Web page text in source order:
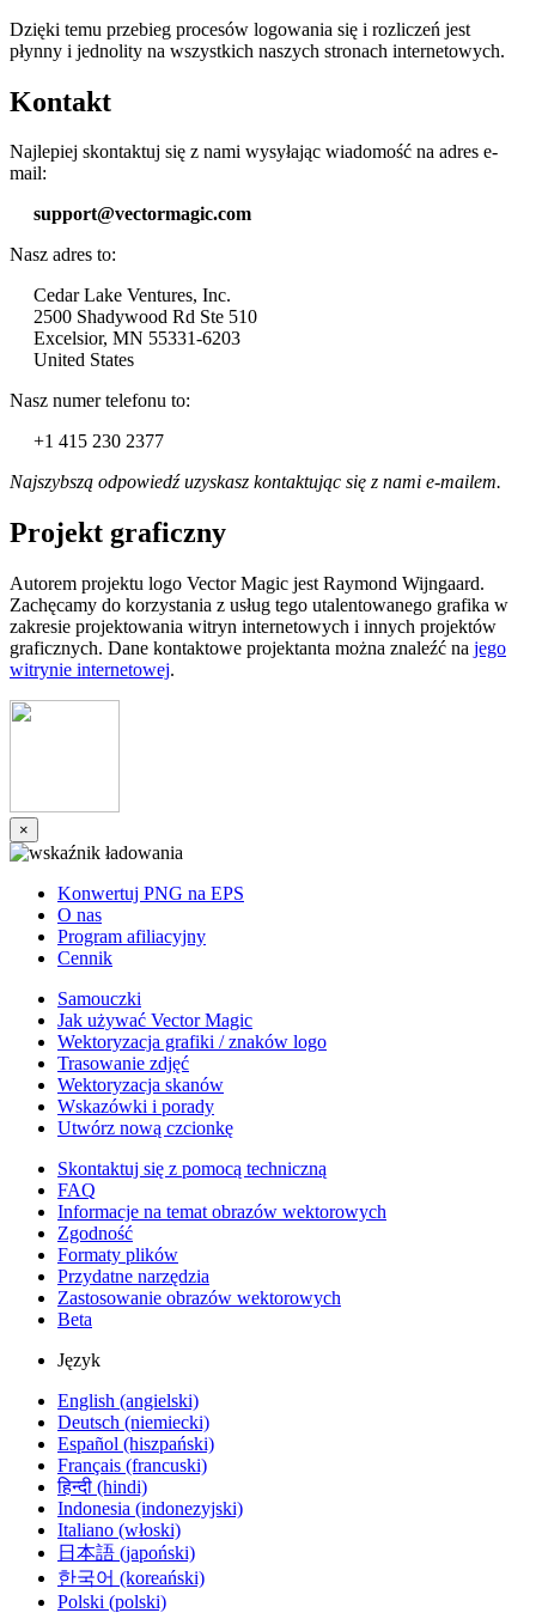
Dzięki temu przebieg procesów logowania się i rozliczeń jest
płynny i jednolity na wszystkich naszych stronach internetowych.
Kontakt
Najlepiej skontaktuj się z nami wysyłając wiadomość na adres e-
mail:
support@vectormagic.com
Nasz adres to:
Cedar Lake Ventures, Inc.
2500 Shadywood Rd Ste 510
Excelsior, MN 55331-6203
United States
Nasz numer telefonu to:
+1 415 230 2377
Najszybszą odpowiedź uzyskasz kontaktując się z nami e-mailem.
Projekt graficzny
Autorem projektu logo Vector Magic jest Raymond Wijngaard.
Zachęcamy do korzystania z usług tego utalentowanego grafika w
zakresie projektowania witryn internetowych i innych projektów
graficznych. Dane kontaktowe projektanta można znaleźć na jego
witrynie internetowej.
×
Konwertuj PNG na EPS
O nas
Program afiliacyjny
Cennik
Samouczki
Jak używać Vector Magic
Wektoryzacja grafiki / znaków logo
Trasowanie zdjęć
Wektoryzacja skanów
Wskazówki i porady
Utwórz nową czcionkę
Skontaktuj się z pomocą techniczną
FAQ
Informacje na temat obrazów wektorowych
Zgodność
Formaty plików
Przydatne narzędzia
Zastosowanie obrazów wektorowych
Beta
Język
English (angielski)
Deutsch (niemiecki)
Español (hiszpański)
Français (francuski)
हिन्दी (hindi)
Indonesia (indonezyjski)
Italiano (włoski)
日本語 (japoński)
한국어 (koreański)
Polski (polski)